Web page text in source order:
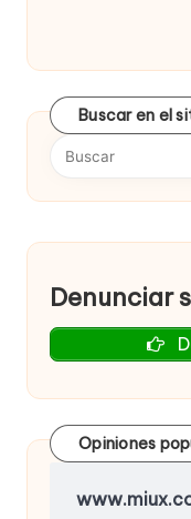
Buscar en el
Denunciar
Opiniones